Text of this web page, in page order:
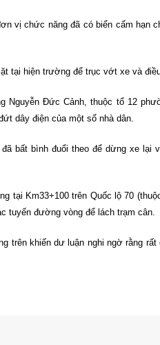
vị chức năng đã có biển cấm hạn
tại hiện trường để trục vớt xe và
Đức Cảnh, thuộc tổ 12
dây điện của một số nhà dân.
bất bình đuổi theo để dừng xe lại
tại Km33+100 trên Quốc lộ 70
tuyến đường vòng để lách trạm cân.
trên khiến dư luận nghi ngờ rằng